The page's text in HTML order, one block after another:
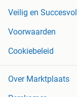
Veilig en Succesvol
Voorwaarden
Cookiebeleid
Over Marktplaats